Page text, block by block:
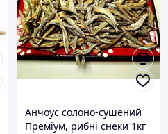
Анчоус солоно-сушений
Преміум, рибні снеки 1кг